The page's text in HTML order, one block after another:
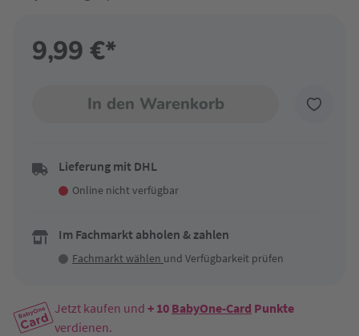
9,99 €*
In den Warenkorb
Lieferung mit DHL
Online nicht verfügbar
Im Fachmarkt abholen & zahlen
Fachmarkt wählen und Verfügbarkeit prüfen
Jetzt kaufen und + 10 BabyOne-Card Punkte
verdienen.